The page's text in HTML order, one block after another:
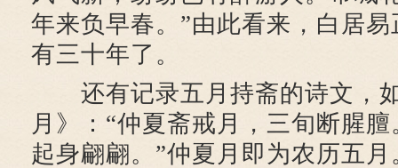
年来负早春。”由此看来，白居
有三十年了。
还有记录五月持斋的诗文，
月》：“仲夏斋戒月，三旬断腥膻
起身翩翩。”仲夏月即为农历五